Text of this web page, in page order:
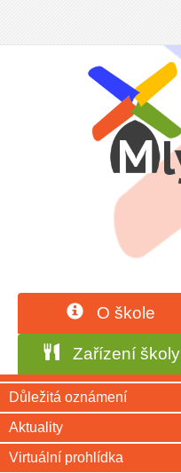
O škole
Zařízení školy
Důležitá oznámení
Aktuality
Virtuální prohlídka